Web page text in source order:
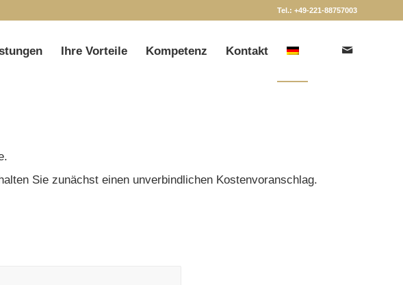
Tel.: +49-221-88757003
Ihre Vorteile Kompetenz Kontakt
Sie zunächst einen unverbindlichen Kostenvoranschlag.